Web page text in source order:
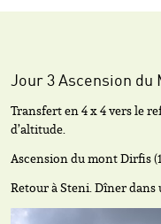
Jour 3 Ascension du
Transfert en 4 x 4 vers le
d’altitude.
Ascension du mont Dirfis
Retour à Steni. Dîner dans